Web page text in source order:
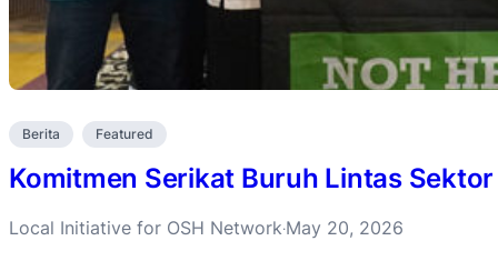
Berita Featured
Komitmen Serikat Buruh Lintas
Local Initiative for OSH Network·May 20, 2026